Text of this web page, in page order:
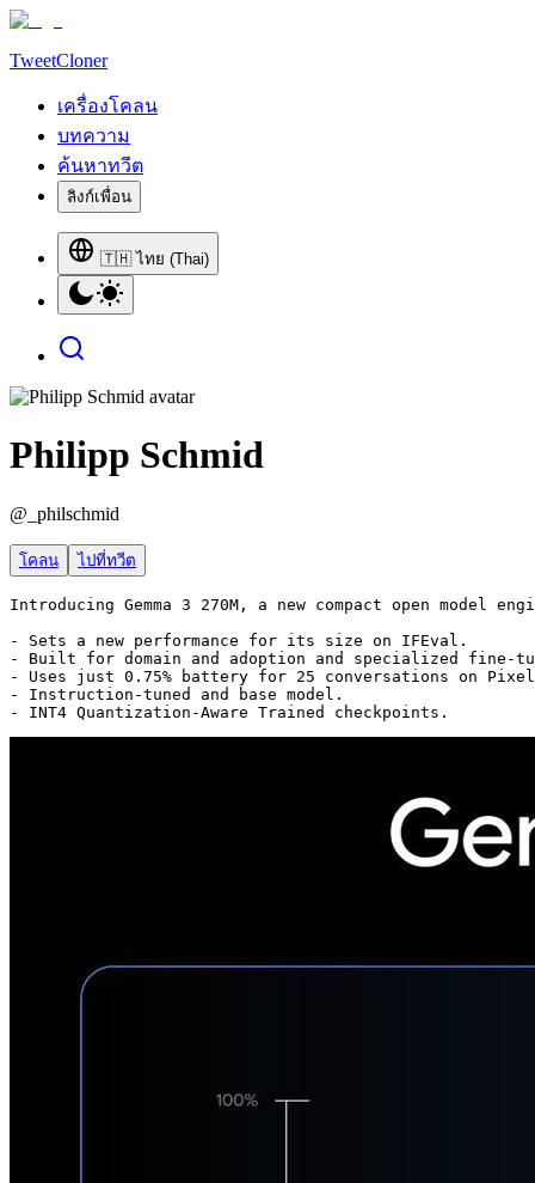
TweetCloner
เครื่องโคลน
บทความ
ค้นหาทวีต
ลิงก์เพื่อน
🇹🇭 ไทย (Thai)
Philipp Schmid
@ _philschmid
โคลน ไปที่ทวีต
Introducing Gemma 3 270M, a new compact open
- Sets a new performance for its size on IFEval.
- Built for domain and adoption and specialized fine-
- Uses just 0.75% battery for 25 conversations on
- Instruction-tuned and base model.
- INT4 Quantization-Aware Trained checkpoints.